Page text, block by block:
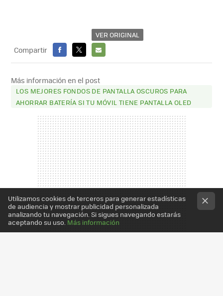
VER ORIGINAL
Compartir
FACEBOOK
X
E-
MAIL
Más información en el post
LOS MEJORES FONDOS DE PANTALLA OSCUROS PARA
AHORRAR BATERÍA SI TU MÓVIL TIENE PANTALLA OLED
Utilizamos cookies de terceros para generar estadísticas
de audiencia y mostrar publicidad personalizada
analizando tu navegación. Si sigues navegando estarás
aceptando su uso. Más información